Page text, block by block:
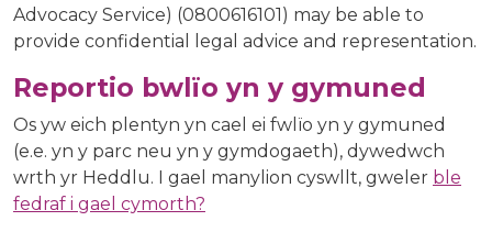
Advocacy Service) (0800616101) may be able to
provide confidential legal advice and representation.
Reportio bwlïo yn y gymuned
Os yw eich plentyn yn cael ei fwlïo yn y gymuned
(e.e. yn y parc neu yn y gymdogaeth), dywedwch
wrth yr Heddlu. I gael manylion cyswllt, gweler ble
fedraf i gael cymorth?